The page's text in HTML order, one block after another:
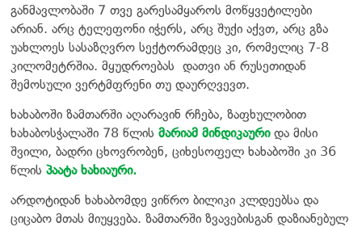
განმავლობაში 7 თვე გარესამყაროს მოწყვეტილები
არიან. არც ტელეფონი იჭერს, არც შუქი აქვთ, არც გზა
უახლოეს სასაზღვრო სექტორამდეც კი, რომელიც 7-8
კილომეტრშია. მყუდროებას დათვი ან რუსეთიდან
შემოსული ვერტმფრენი თუ დაურღვევთ.
ხახაბოში ზამთარში აღარავინ რჩება, ზაფხულობით
ხახაბოსჭალაში 78 წლის მარიამ მინდიკაურიდა მისი
შვილი, ბადრი ცხოვრობენ, ციხესოფელ ხახაბოში კი 36
წლის პაატა ხახიაური.
არდოტიდან ხახაბომდე ვიწრო ბილიკი კლდეებსა და
ციცაბო მთას მიუყვება. ზამთარში ზვავებისგან დაზიანებულ